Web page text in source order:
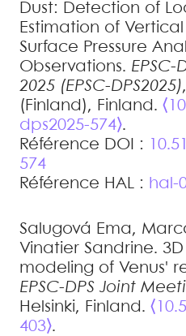
Dust: Detection of
Estimation of
Surface Pressure
Observations. EPSC-
2025 (EPSC-DPS2025)
(Finland), Finland.
dps2025-574⟩.
Référence DOI :
574
Référence HAL : hal-
Salugová Ema,
Vinatier Sandrine.
modeling of Venus'
EPSC-DPS Joint
Helsinki, Finland.
403⟩.